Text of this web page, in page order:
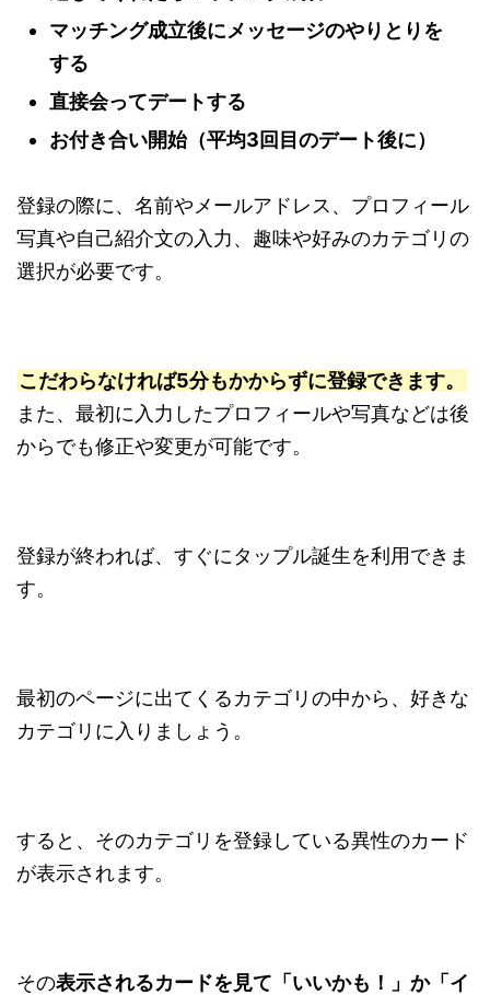
マッチング成立後にメッセージのやりとりを
する
直接会ってデートする
お付き合い開始（平均3回目のデート後に）
登録の際に、名前やメールアドレス、プロフィール
写真や自己紹介文の入力、趣味や好みのカテゴリの
選択が必要です。
こだわらなければ5分もかからずに登録できます。
また、最初に入力したプロフィールや写真などは後
からでも修正や変更が可能です。
登録が終われば、すぐにタップル誕生を利用できま
す。
最初のページに出てくるカテゴリの中から、好きな
カテゴリに入りましょう。
すると、そのカテゴリを登録している異性のカード
が表示されます。
その表示されるカードを見て「いいかも！」か「イ